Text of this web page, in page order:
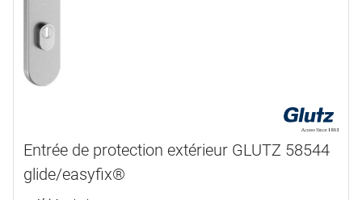
Entrée de protection extérieur GLUTZ 58544
glide/easyfix®